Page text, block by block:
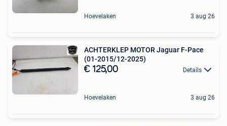
Hoevelaken 3 aug 26
ACHTERKLEP MOTOR Jaguar F-Pace
(01-2015/12-2025)
€ 125,00 Details
Hoevelaken 3 aug 26